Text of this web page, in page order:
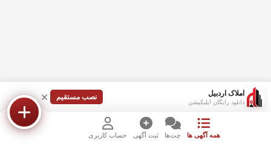
املاک اردبیل
دانلود رایگان اپلیکیشن
نصب مستقیم
همه آگهی ها چت‌ها ثبت آگهی حساب کاربری